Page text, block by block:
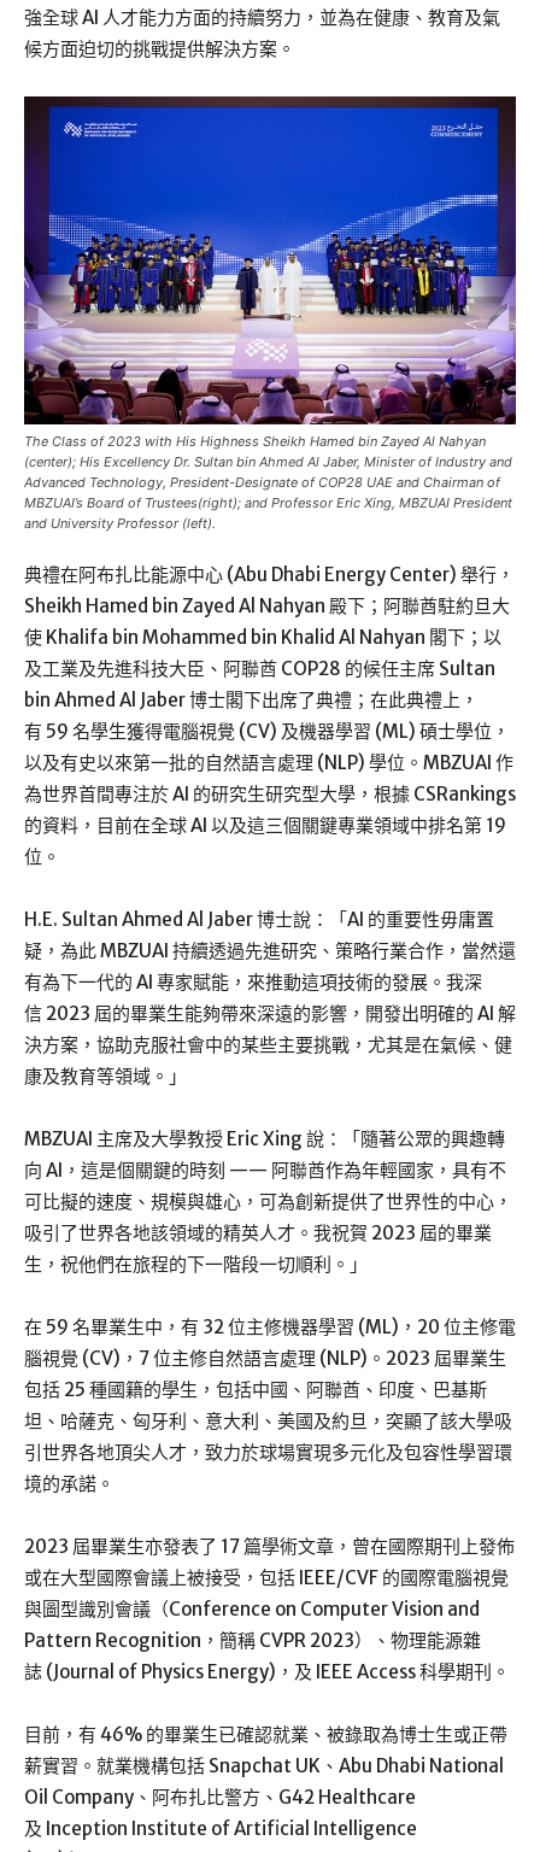
強全球 AI 人才能力方面的持續努力，並為在健康、教育及氣
候方面迫切的挑戰提供解決方案。
The Class of 2023 with His Highness Sheikh Hamed bin Zayed Al Nahyan
(center); His Excellency Dr. Sultan bin Ahmed Al Jaber, Minister of Industry and
Advanced Technology, President-Designate of COP28 UAE and Chairman of
MBZUAI’s Board of Trustees(right); and Professor Eric Xing, MBZUAI President
and University Professor (left).
典禮在阿布扎比能源中心 (Abu Dhabi Energy Center) 舉行，
Sheikh Hamed bin Zayed Al Nahyan 殿下；阿聯酋駐約旦大
使 Khalifa bin Mohammed bin Khalid Al Nahyan 閣下；以
及工業及先進科技大臣、阿聯酋 COP28 的候任主席 Sultan
bin Ahmed Al Jaber 博士閣下出席了典禮；在此典禮上，
有 59 名學生獲得電腦視覺 (CV) 及機器學習 (ML) 碩士學位，
以及有史以來第一批的自然語言處理 (NLP) 學位。MBZUAI 作
為世界首間專注於 AI 的研究生研究型大學，根據 CSRankings
的資料，目前在全球 AI 以及這三個關鍵專業領域中排名第 19
位。
H.E. Sultan Ahmed Al Jaber 博士說：「AI 的重要性毋庸置
疑，為此 MBZUAI 持續透過先進研究、策略行業合作，當然還
有為下一代的 AI 專家賦能，來推動這項技術的發展。我深
信 2023 屆的畢業生能夠帶來深遠的影響，開發出明確的 AI 解
決方案，協助克服社會中的某些主要挑戰，尤其是在氣候、健
康及教育等領域。」
MBZUAI 主席及大學教授 Eric Xing 說：「隨著公眾的興趣轉
向 AI，這是個關鍵的時刻 —— 阿聯酋作為年輕國家，具有不
可比擬的速度、規模與雄心，可為創新提供了世界性的中心，
吸引了世界各地該領域的精英人才。我祝賀 2023 屆的畢業
生，祝他們在旅程的下一階段一切順利。」
在 59 名畢業生中，有 32 位主修機器學習 (ML)，20 位主修電
腦視覺 (CV)，7 位主修自然語言處理 (NLP)。2023 屆畢業生
包括 25 種國籍的學生，包括中國、阿聯酋、印度、巴基斯
坦、哈薩克、匈牙利、意大利、美國及約旦，突顯了該大學吸
引世界各地頂尖人才，致力於球場實現多元化及包容性學習環
境的承諾。
2023 屆畢業生亦發表了 17 篇學術文章，曾在國際期刊上發佈
或在大型國際會議上被接受，包括 IEEE/CVF 的國際電腦視覺
與圖型識別會議（Conference on Computer Vision and
Pattern Recognition，簡稱 CVPR 2023）、物理能源雜
誌 (Journal of Physics Energy)，及 IEEE Access 科學期刊。
目前，有 46% 的畢業生已確認就業、被錄取為博士生或正帶
薪實習。就業機構包括 Snapchat UK、Abu Dhabi National
Oil Company、阿布扎比警方、G42 Healthcare
及 Inception Institute of Artificial Intelligence